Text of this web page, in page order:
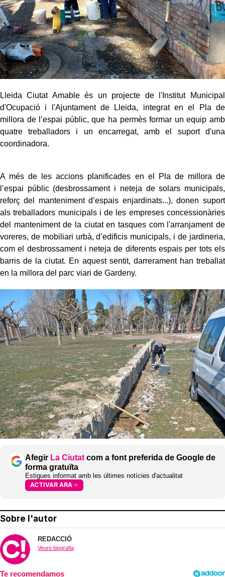
Lleida Ciutat Amable és un projecte de l'Institut Municipal
d'Ocupació i l'Ajuntament de Lleida, integrat en el Pla de
millora de l’espai públic, que ha permès formar un equip amb
quatre treballadors i un encarregat, amb el suport d'una
coordinadora.
A més de les accions planificades en el Pla de millora de
l’espai públic (desbrossament i neteja de solars municipals,
reforç del manteniment d’espais enjardinats...), donen suport
als treballadors municipals i de les empreses concessionàries
del manteniment de la ciutat en tasques com l'arranjament de
voreres, de mobiliari urbà, d’edificis municipals, i de jardineria,
com el desbrossament i neteja de diferents espais per tots els
barris de la ciutat. En aquest sentit, darrerament han treballat
en la millora del parc viari de Gardeny.
Afegir La Ciutat com a font preferida de Google de
forma gratuïta
Estigues informat amb les últimes notícies d'actualitat
ACTIVAR ARA
Sobre l'autor
REDACCIÓ
Veure biografia